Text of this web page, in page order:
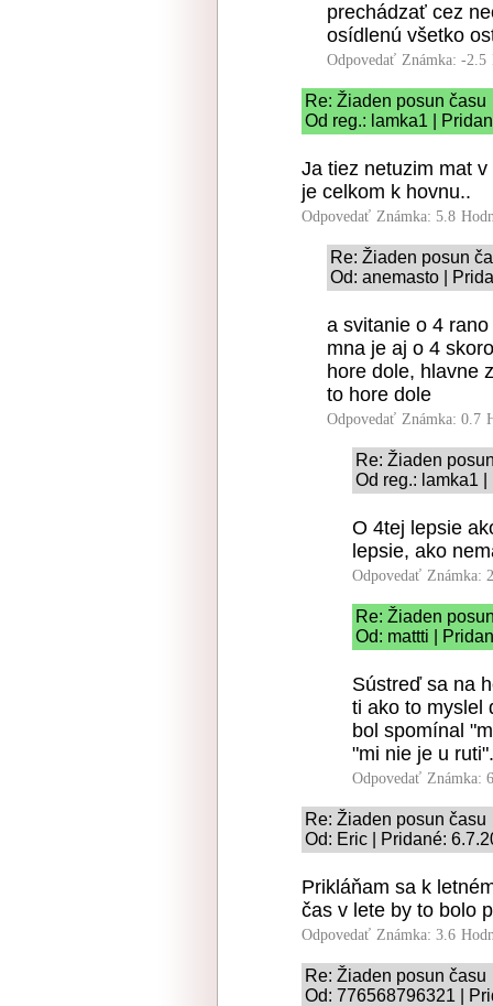
prechádzať cez
osídlenú všetko
Odpovedať Známka: -2.5
Re: Žiaden posun času
Od reg.: lamka1 |
Ja tiez netuzim mat
je celkom k hovnu..
Odpovedať Známka: 5.8
Re: Žiaden posun
Od: anemasto |
a svitanie o 4
mna je aj o 4
hore dole, hlavne
to hore dole
Odpovedať Známka: 0.7
Re: Žiaden
Od reg.: lamka1
O 4tej lepsie
lepsie, ako
Odpovedať Známka:
Re: Žiaden
Od: mattti |
Sústreď sa na
ti ako to myslel
bol spomínal
"mi nie je u
Odpovedať Známka:
Re: Žiaden posun času
Od: Eric | Pridané:
Prikláňam sa k
čas v lete by to bolo
Odpovedať Známka: 3.6
Re: Žiaden posun času
Od: 776568796321 |